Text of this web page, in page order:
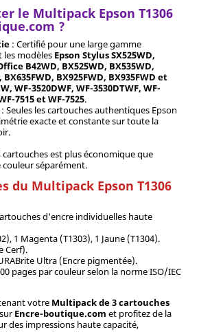
le Multipack Epson T1306
?
: Certifié pour une large gamme
modèles Epson Stylus SX525WD,
B42WD, BX525WD, BX535WD,
BX635FWD, BX925FWD, BX935FWD et
WF-3520DWF, WF-3530DTWF, WF-
7515 et WF-7525.
Seules les cartouches authentiques Epson
exacte et constante sur toute la
cartouches est plus économique que
séparément.
du Multipack Epson T1306
d'encre individuelles haute
1 Magenta (T1303), 1 Jaune (T1304).
Cerf).
Ultra (Encre pigmentée).
pages par couleur selon la norme ISO/IEC
votre Multipack de 3 cartouches
Encre-boutique.com et profitez de la
des impressions haute capacité,